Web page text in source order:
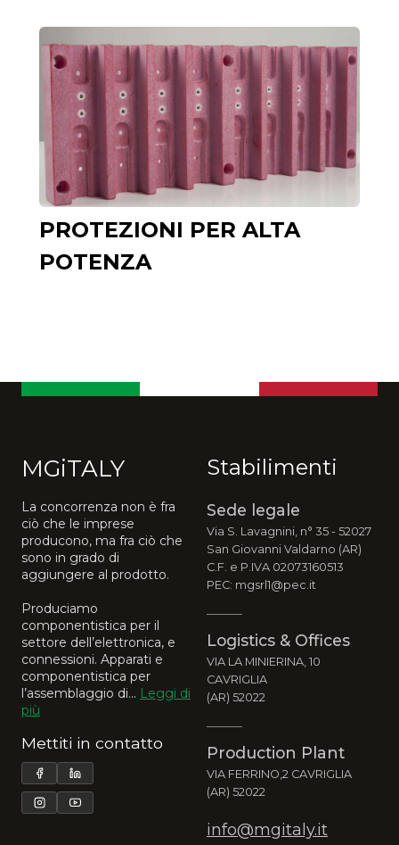
PROTEZIONI PER ALTA
POTENZA
MGiTALY
La concorrenza non è fra
ciò che le imprese
producono, ma fra ciò che
sono in grado di
aggiungere al prodotto.
Produciamo
componentistica per il
settore dell’elettronica, e
connessioni. Apparati e
componentistica per
l’assemblaggio di... Leggi di
più
Mettiti in contatto
Stabilimenti
Sede legale
Via S. Lavagnini, n° 35 - 52027
San Giovanni Valdarno (AR)
C.F. e P.IVA 02073160513
PEC: mgsrl1@pec.it
Logistics & Offices
VIA LA MINIERINA, 10
CAVRIGLIA
(AR) 52022
Production Plant
VIA FERRINO,2 CAVRIGLIA
(AR) 52022
info@mgitaly.it